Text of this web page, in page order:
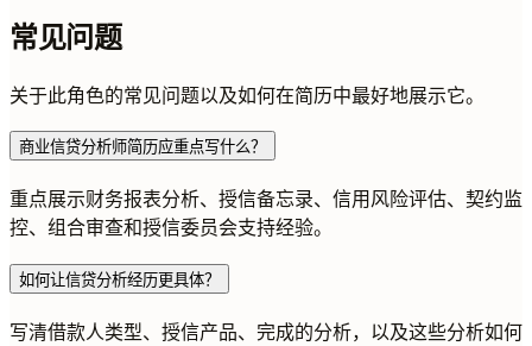
常见问题
关于此角色的常见问题以及如何在简历中最好地展示它。
商业信贷分析师简历应重点写什么？
重点展示财务报表分析、授信备忘录、信用风险评估、契约监
控、组合审查和授信委员会支持经验。
如何让信贷分析经历更具体？
写清借款人类型、授信产品、完成的分析，以及这些分析如何